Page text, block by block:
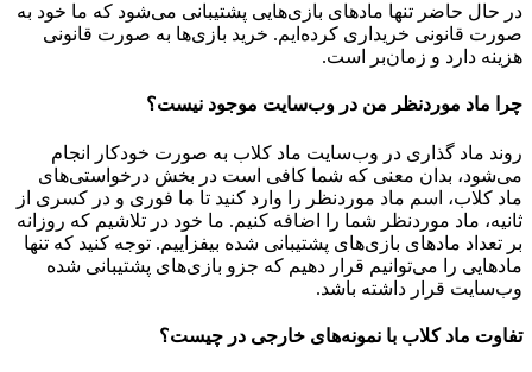
در حال حاضر تنها مادهای بازی‌هایی پشتیبانی می‌شود که ما خود به
صورت قانونی خریداری کرده‌ایم. خرید بازی‌ها به صورت قانونی
هزینه دارد و زمان‌بر است.
چرا ماد موردنظر من در وب‌سایت موجود نیست؟
روند ماد گذاری در وب‌سایت ماد کلاب به صورت خودکار انجام
می‌شود، بدان معنی که شما کافی است در بخش درخواستی‌های
ماد کلاب، اسم ماد موردنظر را وارد کنید تا ما فوری و در کسری از
ثانیه، ماد موردنظر شما را اضافه کنیم. ما خود در تلاشیم که روزانه
بر تعداد مادهای بازی‌های پشتیبانی شده بیفزاییم. توجه کنید که تنها
مادهایی را می‌توانیم قرار دهیم که جزو بازی‌های پشتیبانی شده
وب‌سایت قرار داشته باشد.
تفاوت ماد کلاب با نمونه‌های خارجی در چیست؟